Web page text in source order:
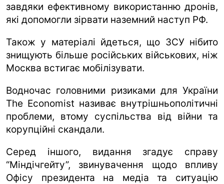
завдяки ефективному використанню дронів,
які допомогли зірвати наземний наступ РФ.
Також у матеріалі йдеться, що ЗСУ нібито
знищують більше російських військових, ніж
Москва встигає мобілізувати.
Водночас головними ризиками для України
The Economist називає внутрішньополітичні
проблеми, втому суспільства від війни та
корупційні скандали.
Серед іншого, видання згадує справу
“Міндічгейту”, звинувачення щодо впливу
Офісу президента на медіа та ситуацію